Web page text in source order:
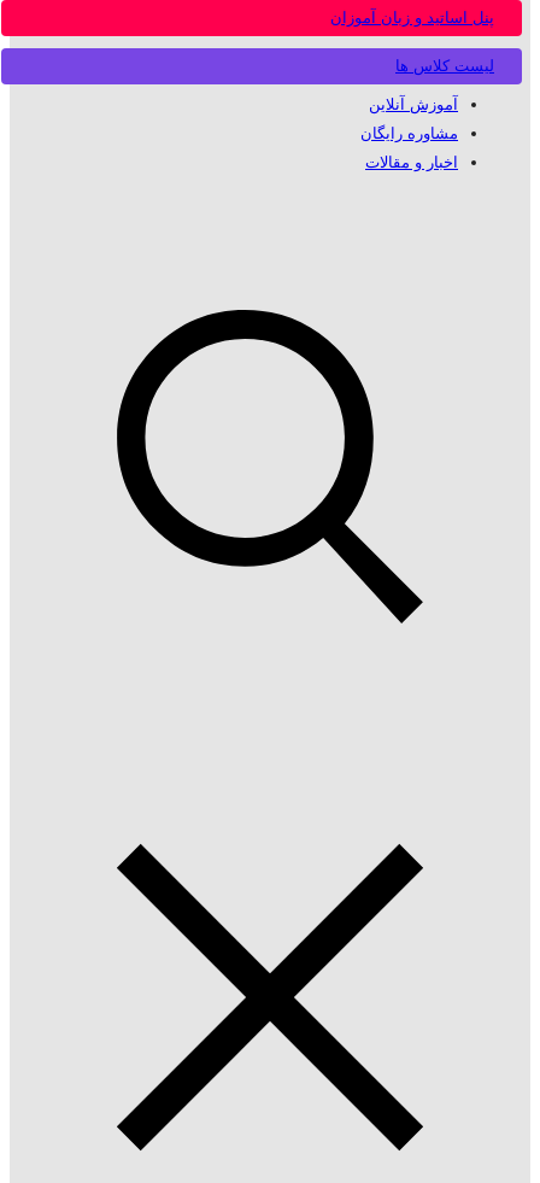
لیست کلاس ها
پنل اساتید و زبان آموزان
آموزش آنلاین
مشاوره رایگان
اخبار و مقالات